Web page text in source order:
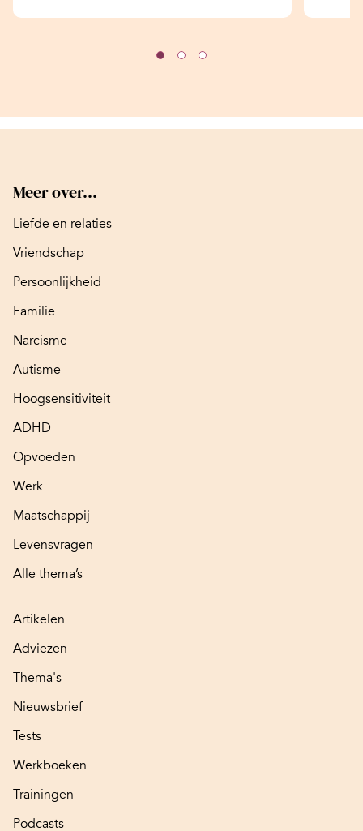
Meer over...
Liefde en relaties
Vriendschap
Persoonlijkheid
Familie
Narcisme
Autisme
Hoogsensitiviteit
ADHD
Opvoeden
Werk
Maatschappij
Levensvragen
Alle thema’s
Artikelen
Adviezen
Thema's
Nieuwsbrief
Tests
Werkboeken
Trainingen
Podcasts